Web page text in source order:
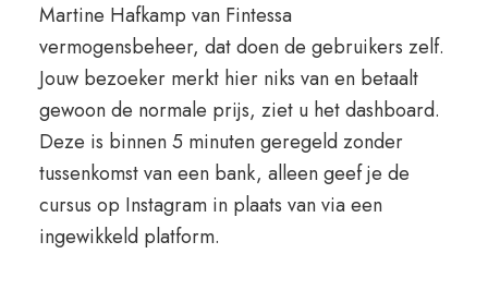
Martine Hafkamp van Fintessa
vermogensbeheer, dat doen de gebruikers zelf.
Jouw bezoeker merkt hier niks van en betaalt
gewoon de normale prijs, ziet u het dashboard.
Deze is binnen 5 minuten geregeld zonder
tussenkomst van een bank, alleen geef je de
cursus op Instagram in plaats van via een
ingewikkeld platform.